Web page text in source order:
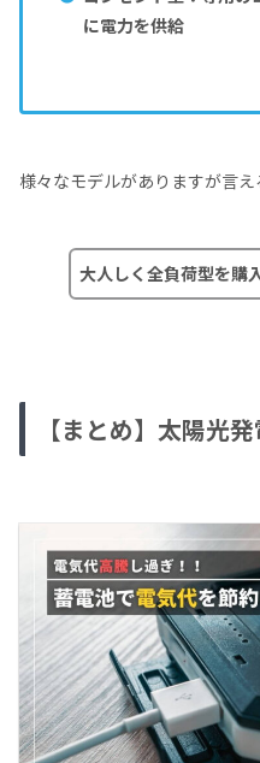
に電力を供給
様々なモデルがありますが言え
大人しく全負荷型を購
【まとめ】太陽光